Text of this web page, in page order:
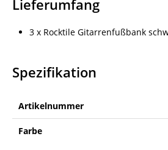
Lieferumfang
3 x Rocktile Gitarrenfußbank
Spezifikation
Artikelnummer
Farbe